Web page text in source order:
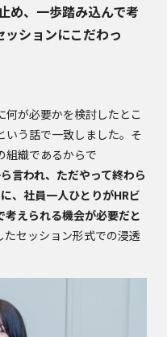
め、一歩踏み込んで考
ションにこだわっ
何が必要かを検討したとこ
いう話で一致しました。そ
組織であるからで
言われ、ただやって終わら
、社員一人ひとりがHRビ
えられる機会が必要だと
たセッション形式での浸透